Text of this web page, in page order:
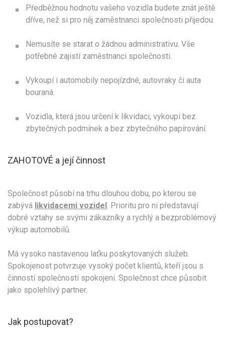
Předběžnou hodnotu vašeho vozidla budete znát ještě
dříve, než si pro něj zaměstnanci společnosti přijedou.
Nemusíte se starat o žádnou administrativu. Vše
potřebné zajistí zaměstnanci společnosti.
Vykoupí i automobily nepojízdné, autovraky či auta
bouraná.
Vozidla, která jsou určení k likvidaci, vykoupí bez
zbytečných podmínek a bez zbytečného papírování.
ZAHOTOVÉ a její činnost
Společnost působí na trhu dlouhou dobu, po kterou se
zabývá likvidacemi vozidel . Prioritu pro ni představují
dobré vztahy se svými zákazníky a rychlý a bezproblémový
výkup automobilů.
Má vysoko nastavenou laťku poskytovaných služeb.
Spokojenost potvrzuje vysoký počet klientů, kteří jsou s
činností společnosti spokojeni. Společnost chce působit
jako spolehlivý partner.
Jak postupovat?